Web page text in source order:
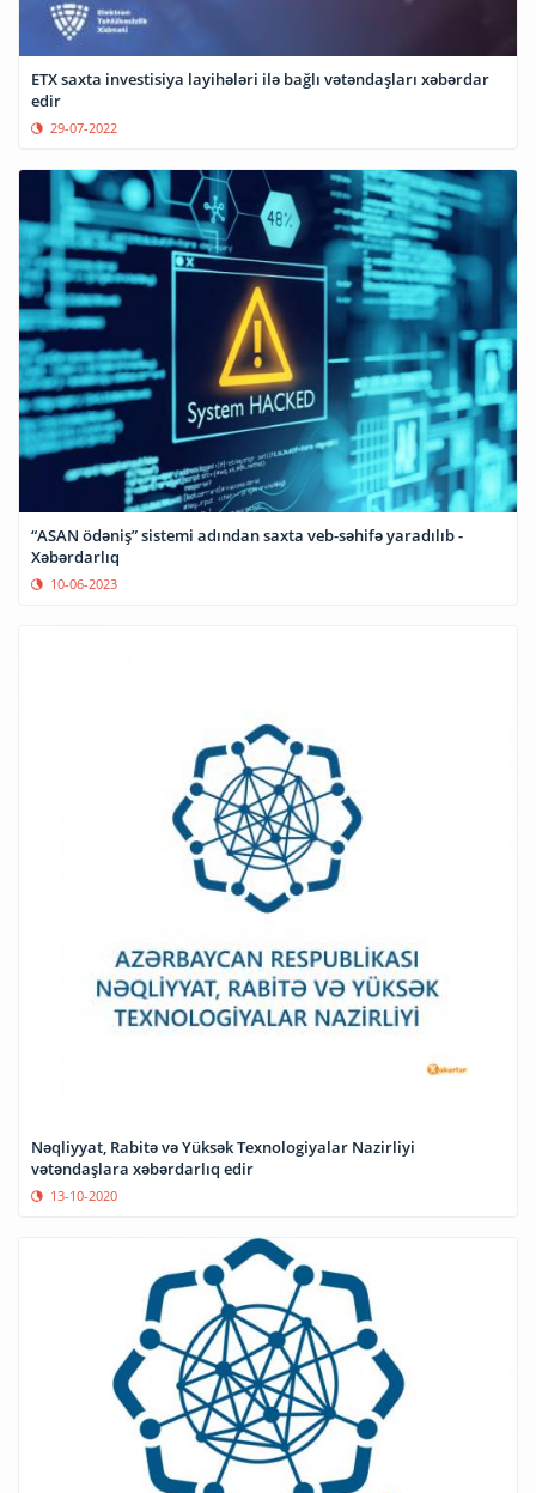
ETX saxta investisiya layihələri ilə bağlı vətəndaşları xəbərdar
edir
29-07-2022
“ASAN ödəniş” sistemi adından saxta veb-səhifə yaradılıb -
Xəbərdarlıq
10-06-2023
Nəqliyyat, Rabitə və Yüksək Texnologiyalar Nazirliyi
vətəndaşlara xəbərdarlıq edir
13-10-2020